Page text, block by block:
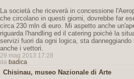
La società che riceverà in concessione
che circolano in questi giorni, dovrebbe far
circa 230 mln di euro. Mi aspetto anche
riguarda l'handling ed il catering poichè la
servizi fuori da ogni logica, sta
anche i vettori.
29 mag 2013 17:28
da badica
Chisinau, museo Nazionale di Arte